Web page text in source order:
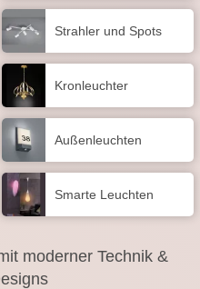
Strahler und Spots
Kronleuchter
Außen­leuchten
Smarte Leuchten
moderner Technik &